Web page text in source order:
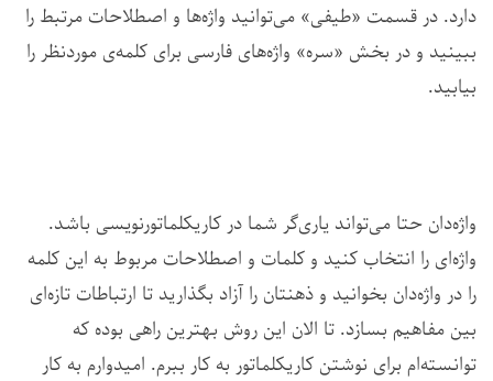
دارد. در قسمت «طیفی» می‌توانید واژه‌‌ها و اصطلاحات مرتبط را
ببینید و در بخش «سره» واژه‌های فارسی برای کلمه‌ی موردنظر را
بیابید.
واژه‌دان حتا می‌تواند یاری‌گر شما در کاریکلماتورنویسی باشد.
واژه‌ای را انتخاب کنید و کلمات و اصطلاحات مربوط به این کلمه
را در واژه‌دان بخوانید و ذهنتان را آزاد بگذارید تا ارتباطات تازه‌ای
بین مفاهیم بسازد. تا الان این روش بهترین راهی بوده که
توانسته‌ام برای نوشتن کاریکلماتور به کار ببرم. امیدوارم به کار